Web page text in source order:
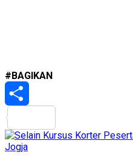
#BAGIKAN